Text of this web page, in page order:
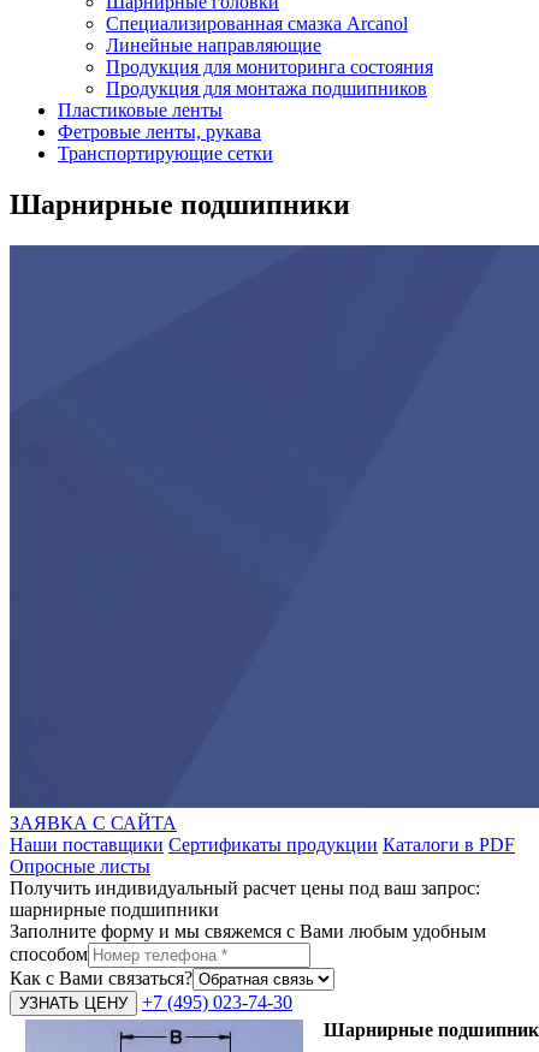
Специализированная смазка Arcanol
Линейные направляющие
Продукция для мониторинга состояния
Продукция для монтажа подшипников
Пластиковые ленты
Фетровые ленты, рукава
Транспортирующие сетки
Шарнирные подшипники
ЗАЯВКА С САЙТА
Наши поставщики Сертификаты продукции Каталоги в PDF
Опросные листы
Получить индивидуальный расчет цены под ваш запрос:
шарнирные подшипники
Заполните форму и мы свяжемся с Вами любым удобным
способом
Как с Вами связаться?
+7 (495) 023-74-30
Шарнирные